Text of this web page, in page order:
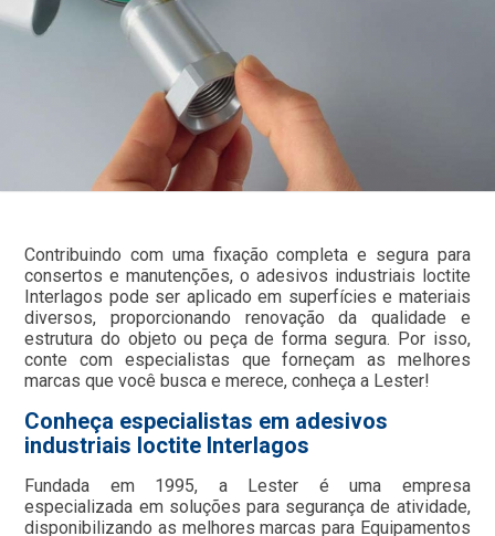
Contribuindo com uma fixação completa e segura para
consertos e manutenções, o adesivos industriais loctite
Interlagos pode ser aplicado em superfícies e materiais
diversos, proporcionando renovação da qualidade e
estrutura do objeto ou peça de forma segura. Por isso,
conte com especialistas que forneçam as melhores
marcas que você busca e merece, conheça a Lester!
Conheça especialistas em adesivos
industriais loctite Interlagos
Fundada em 1995, a Lester é uma empresa
especializada em soluções para segurança de atividade,
disponibilizando as melhores marcas para Equipamentos